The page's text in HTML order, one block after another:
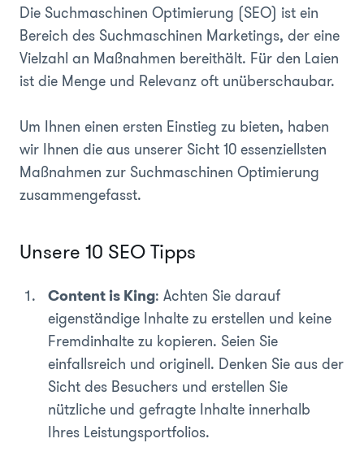
Die Suchmaschinen Optimierung (SEO) ist ein
Bereich des Suchmaschinen Marketings, der eine
Vielzahl an Maßnahmen bereithält. Für den Laien
ist die Menge und Relevanz oft unüberschaubar.
Um Ihnen einen ersten Einstieg zu bieten, haben
wir Ihnen die aus unserer Sicht 10 essenziellsten
Maßnahmen zur Suchmaschinen Optimierung
zusammengefasst.
Unsere 10 SEO Tipps
Content is King: Achten Sie darauf
eigenständige Inhalte zu erstellen und keine
Fremdinhalte zu kopieren. Seien Sie
einfallsreich und originell. Denken Sie aus der
Sicht des Besuchers und erstellen Sie
nützliche und gefragte Inhalte innerhalb
Ihres Leistungsportfolios.